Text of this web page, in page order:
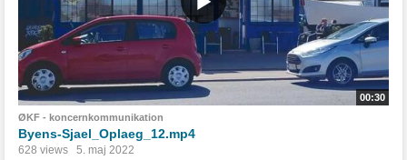
00:30
ØKF - koncernkommunikation
Byens-Sjael_Oplaeg_12.mp4
628 views 5. maj 2022